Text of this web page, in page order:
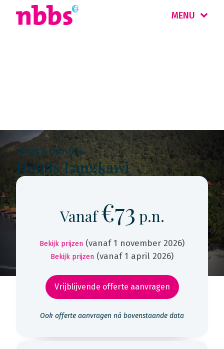
MENU
Hotels & transfers
Hotels Langkawi
Vanaf€73 p.n.
Bekijk prijzen (vanaf 1 november 2026)
Bekijk prijzen (vanaf 1 april 2026)
Vrijblijvende offerte aanvragen
Ook offerte aanvragen ná bovenstaande data